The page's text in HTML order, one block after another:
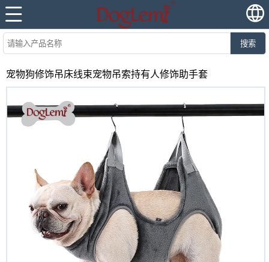
搜索
宠物狗修饰吊床线束宠物吊索持有人修饰助手套